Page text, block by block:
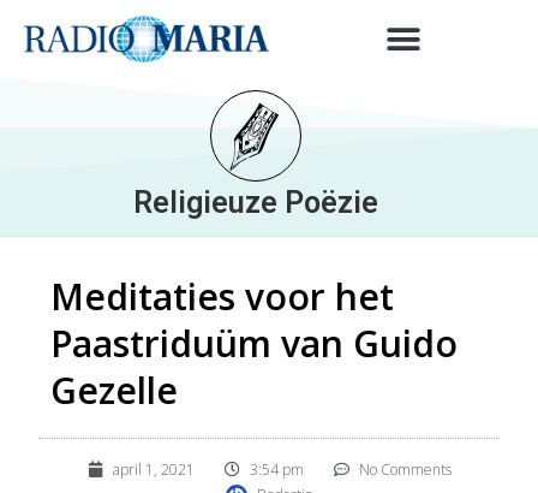
Religieuze Poëzie
Meditaties voor het
Paastriduüm van Guido
Gezelle
april 1, 2021 3:54 pm
No Comments